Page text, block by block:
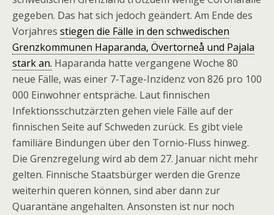
gegeben. Das hat sich jedoch geändert. Am Ende des
Vorjahres stiegen die Fälle in den schwedischen
Grenzkommunen Haparanda, Övertorneå und Pajala
stark an. Haparanda hatte vergangene Woche 80
neue Fälle, was einer 7-Tage-Inzidenz von 826 pro 100
000 Einwohner entspräche. Laut finnischen
Infektionsschutzärzten gehen viele Fälle auf der
finnischen Seite auf Schweden zurück. Es gibt viele
familiäre Bindungen über den Tornio-Fluss hinweg.
Die Grenzregelung wird ab dem 27. Januar nicht mehr
gelten. Finnische Staatsbürger werden die Grenze
weiterhin queren können, sind aber dann zur
Quarantäne angehalten. Ansonsten ist nur noch